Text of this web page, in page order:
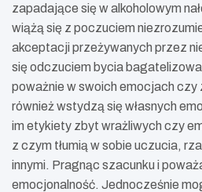
zapadające się w alkoholowym
wiążą się z poczuciem
akceptacji przeżywanych przez
się odczuciem bycia
poważnie w swoich emocjach czy
również wstydzą się własnych
im etykiety zbyt wrażliwych czy
z czym tłumią w sobie uczucia,
innymi. Pragnąc szacunku i
emocjonalność. Jednocześnie